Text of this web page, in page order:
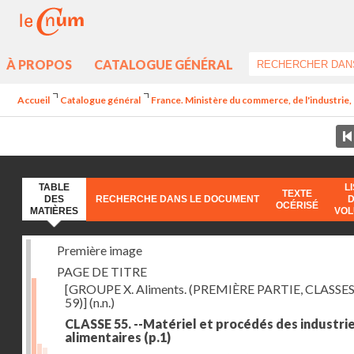
À PROPOS CATALOGUE GÉNÉRAL
Accueil Catalogue général France. Ministère du commerce, de
TABLE
DES
MATIÈRES
RECHERCHE DANS LE DOCUMENT
TEXTE
OCÉRISÉ
Première image
PAGE DE TITRE
[GROUPE X. Aliments. (PREMIÈRE PARTIE,
59)](n.n.)
CLASSE 55. --Matériel et procédés des
alimentaires (p.1)